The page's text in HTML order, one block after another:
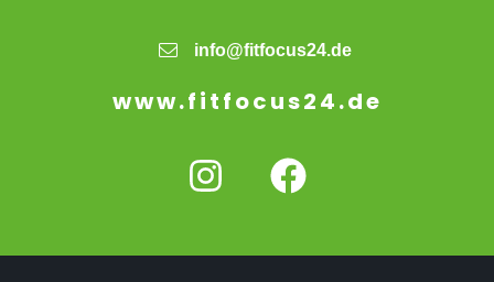
info@fitfocus24.de
www.fitfocus24.de